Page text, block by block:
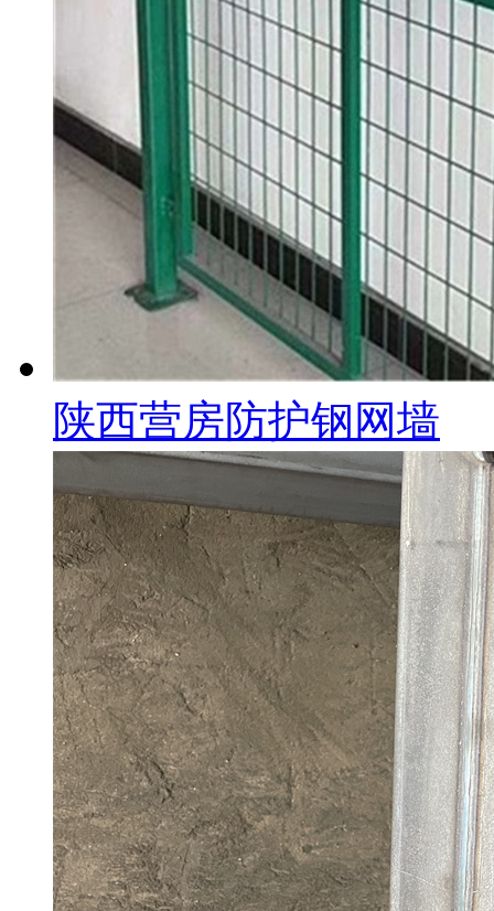
陕西营房防护钢网墙